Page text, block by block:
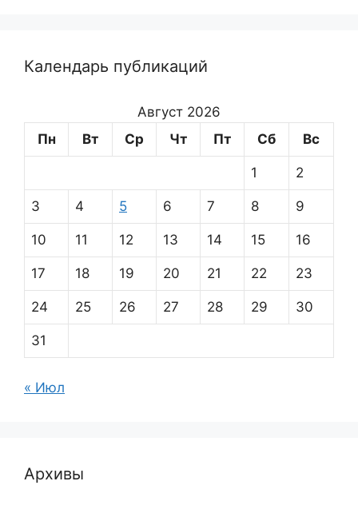
Календарь публикаций
Август 2026
Пн
Вт Ср Чт Пт Сб Вс
1 2
3 4 5 6 7 8 9
10 11 12 13 14 15 16
17 18 19 20 21 22 23
24 25 26 27 28 29 30
31
« Июл
Архивы